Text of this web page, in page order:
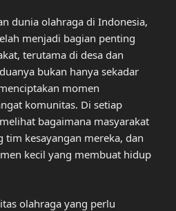
dunia olahraga di Indonesia,
menjadi bagian penting
terutama di desa dan
bukan hanya sekadar
momen
komunitas. Di setiap
bagaimana masyarakat
kesayangan mereka, dan
kecil yang membuat hidup
olahraga yang perlu